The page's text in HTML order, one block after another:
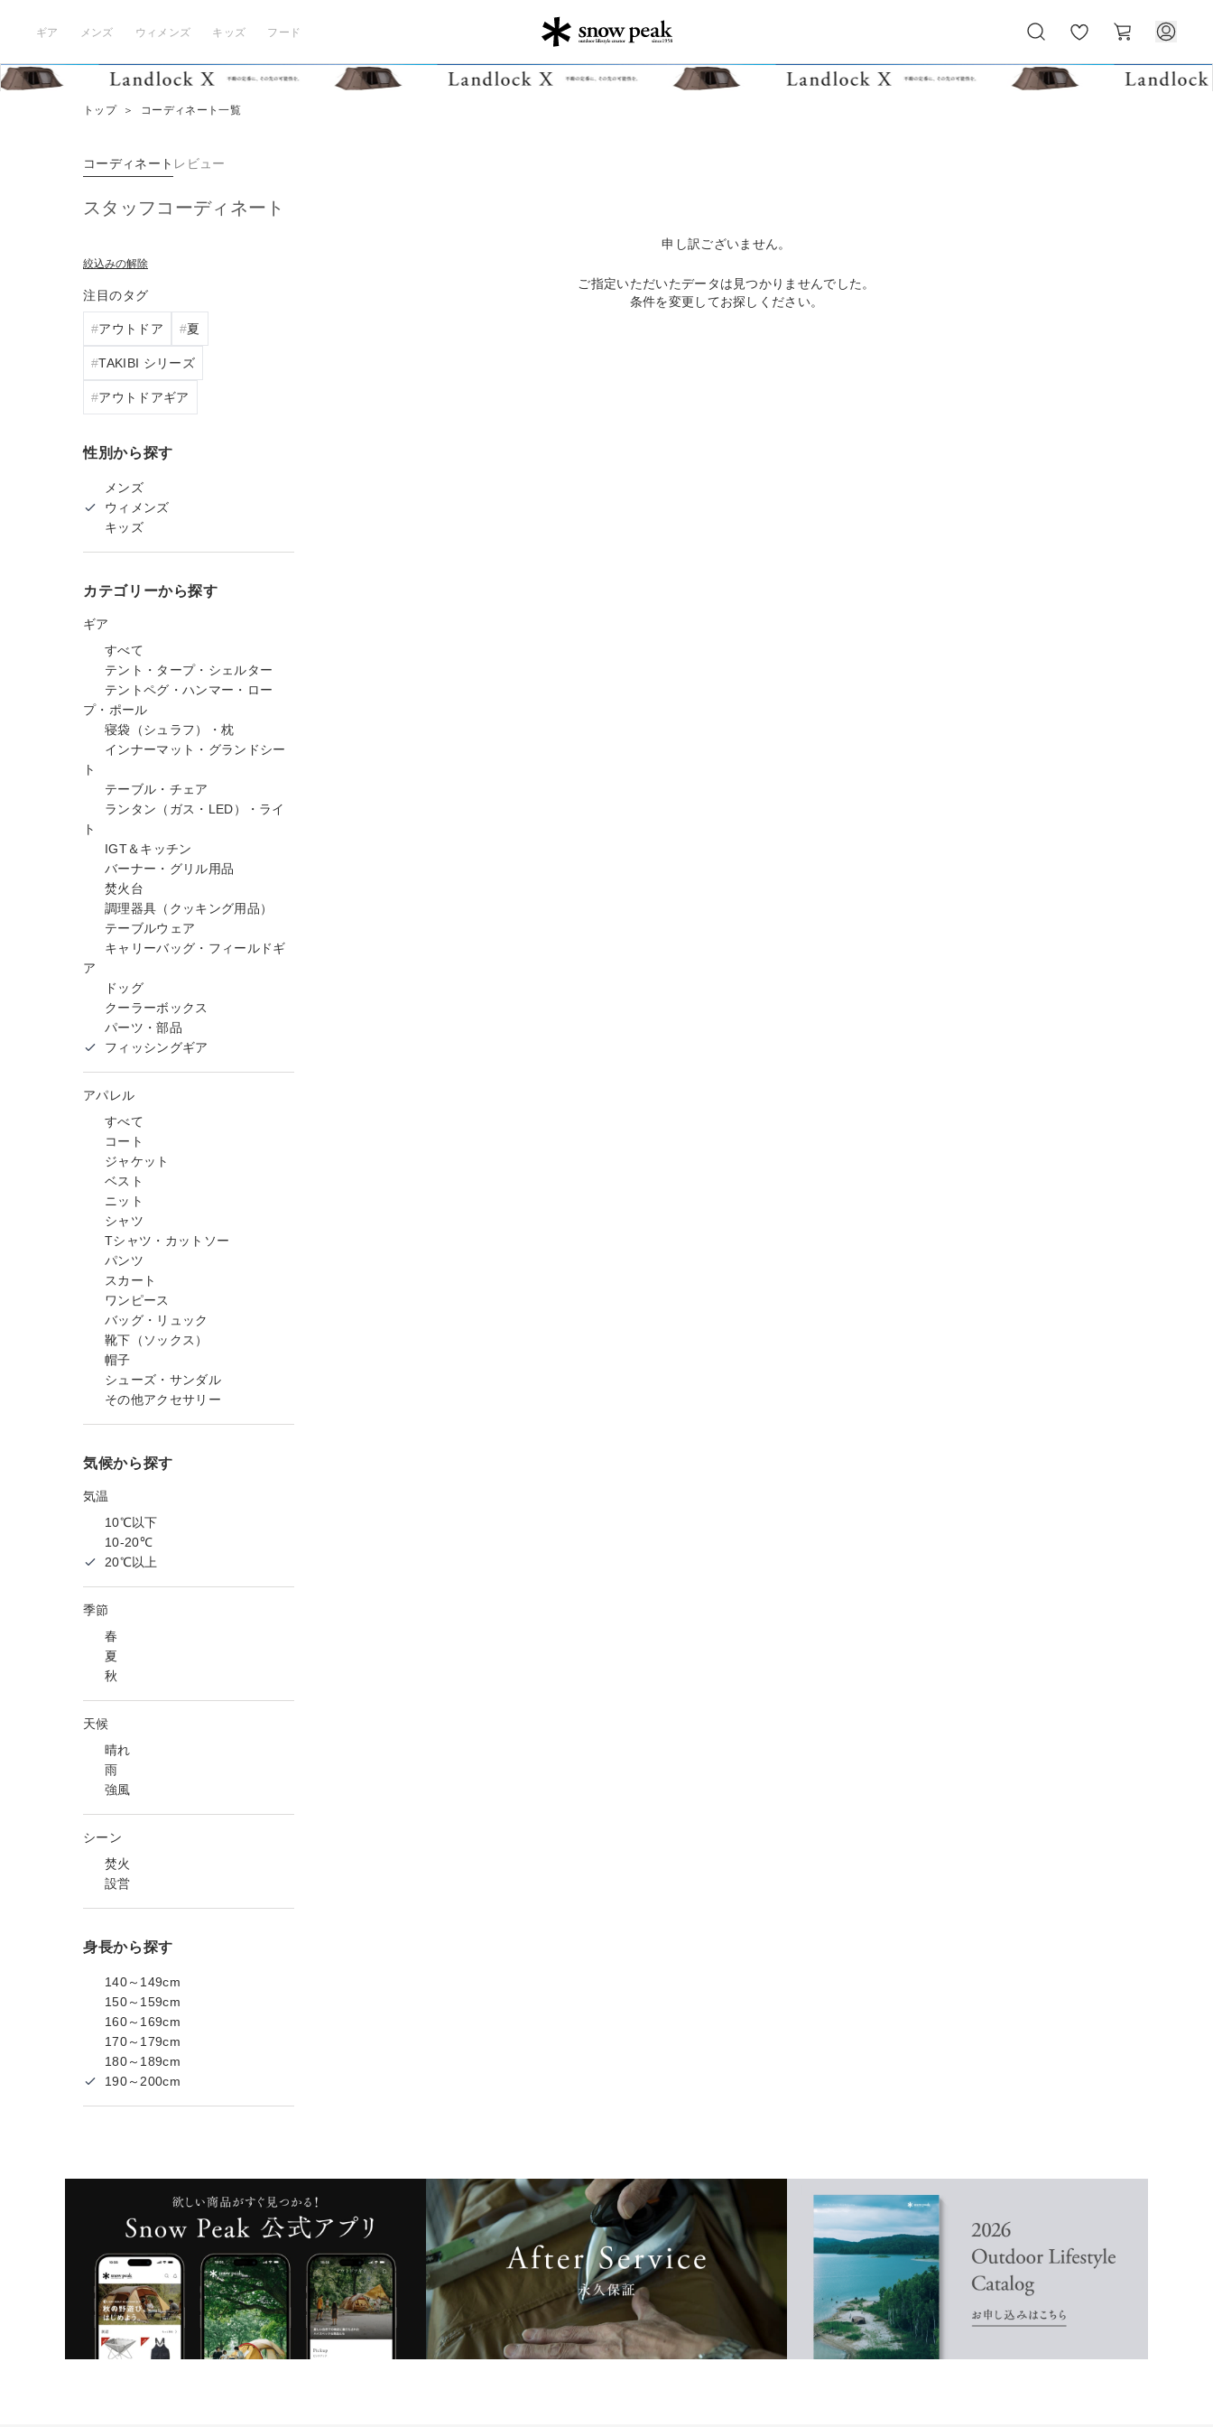
ギア メンズ ウィメンズ キッズ フード
気
に
ー
ト
トップ ＞ コーディネート一覧
コーディネート レビュー
スタッフコーディネート
絞込みの解除
注目のタグ
アウトドア 夏
TAKIBI シリーズ
アウトドアギア
性別から探す
メンズ
ウィメンズ
キッズ
カテゴリーから探す
ギア
すべて
テント・タープ・シェルター
テントペグ・ハンマー・ロー
プ・ポール
寝袋（シュラフ）・枕
インナーマット・グランドシー
ト
テーブル・チェア
ランタン（ガス・LED）・ライ
ト
IGT＆キッチン
バーナー・グリル用品
焚火台
調理器具（クッキング用品）
テーブルウェア
キャリーバッグ・フィールドギ
ア
ドッグ
クーラーボックス
パーツ・部品
フィッシングギア
アパレル
すべて
コート
ジャケット
ベスト
ニット
シャツ
Tシャツ・カットソー
パンツ
スカート
ワンピース
バッグ・リュック
靴下（ソックス）
帽子
シューズ・サンダル
その他アクセサリー
気候から探す
気温
10℃以下
10-20℃
20℃以上
季節
春
夏
秋
天候
晴れ
雨
強風
シーン
焚火
設営
身長から探す
140～149cm
150～159cm
160～169cm
170～179cm
180～189cm
190～200cm
申し訳ございません。
ご指定いただいたデータは見つかりませんでした。
条件を変更してお探しください。